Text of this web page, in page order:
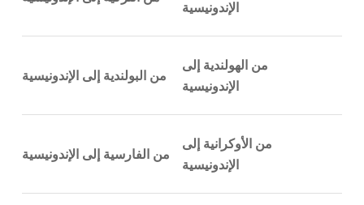
الإندونيسية
من الهولندية إلى
الإندونيسية
من البولندية إلى الإندونيسية
من الأوكرانية إلى
الإندونيسية
من الفارسية إلى الإندونيسية